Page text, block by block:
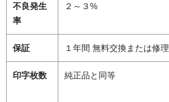
不良発生
率
２～３%
保証 １年間 無料交換または修理
印字枚数 純正品と同等